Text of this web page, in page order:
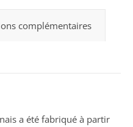
complémentaires
a été fabriqué à partir